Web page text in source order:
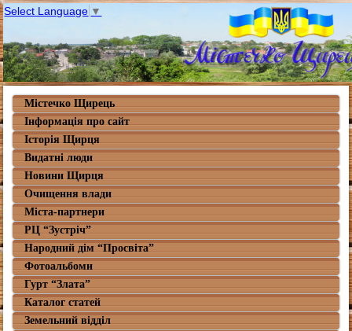
Select Language ▼
Містечко Щирець
Інформація про сайт
Історія Щирця
Видатні люди
Новини Щирця
Очищення влади
Міста-партнери
РЦ “Зустріч”
Народний дім “Просвіта”
Фотоальбоми
Гурт “Злата”
Каталог статей
Земельний відділ